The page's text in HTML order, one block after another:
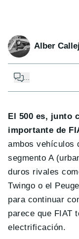
Alber
El 500 es, junto
importante de
ambos vehículos
segmento A
duros rivales
Twingo o el
para continuar
parece que FIAT
electrificación.